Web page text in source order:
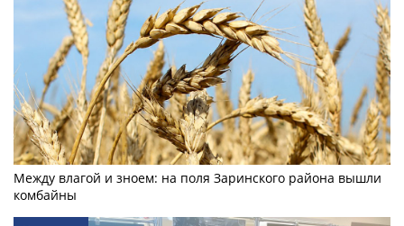
Между влагой и зноем: на поля Заринского района вышли
комбайны